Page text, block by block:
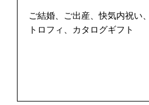
ご結婚、ご出産、快気内祝い
トロフィ、カタログギフト